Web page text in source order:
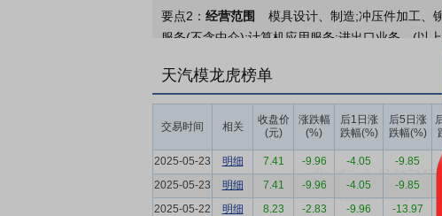
要点2： 经营范围
模具设计、制造;冲压件加工、
服务(不含中介);计算机应用服务;进出口业务。(以
要点3：汽车车身覆盖件模具及其配套产品的研发、
等，主要产品包括汽车车身覆盖件模具、汽车车
汽车厂商和众多国际知名汽车企业。国内领先的
持续发展提供保障。
要点4：汽车模具行业
随着汽车工业的快速发展
地板等主要覆盖件模具的企业正在不断增加。以本
量承接海外订单的能力，所生产的产品工艺已达到
天汽模龙虎榜单
交易时间 相关
收盘价
(元)
涨跌幅
(%)
后1日涨
跌幅(%)
后5日涨
跌幅(%)
2025-05-23 明细 7.41 -9.96 -4.05 -9.85
2025-05-23
明细 7.41 -9.96 -4.05 -9.85
2025-05-22
明细 8.23 -2.83 -9.96 -13.97